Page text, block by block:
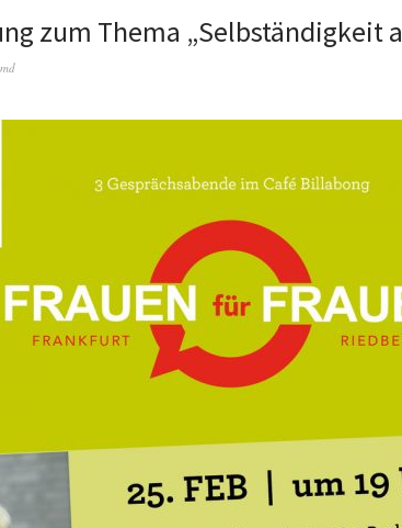
zum Thema „Selbständigkeit